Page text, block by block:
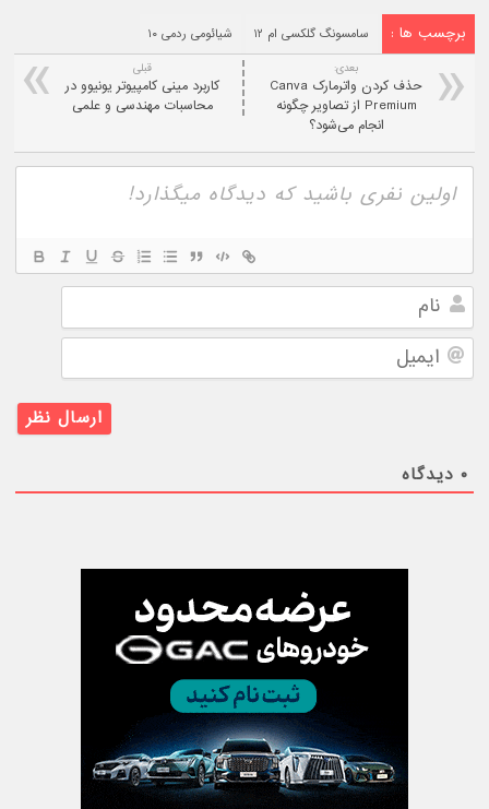
برچسب ها : سامسونگ گلکسی ام ۱۲ شیائومی ردمی ۱۰
قبلی
کاربرد مینی کامپیوتر یونیوو در
محاسبات مهندسی و علمی
بعدی:
حذف کردن واترمارک Canva
Premium از تصاویر چگونه
انجام می‌شود؟
نام
ایمیل
۰ دیدگاه